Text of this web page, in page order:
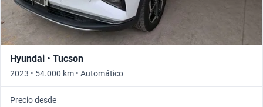
Hyundai • Tucson
2023 • 54.000 km • Automático
Precio desde